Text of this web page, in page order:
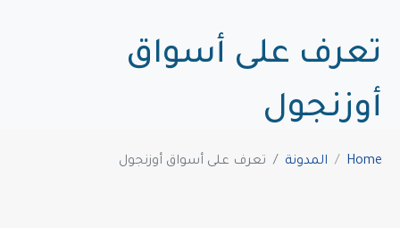
تعرف على أسواق
أوزنجول
Home المدونة تعرف على أسواق أوزنجول